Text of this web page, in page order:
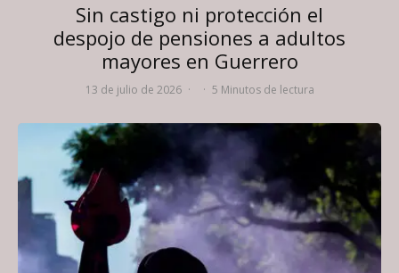
Sin castigo ni protección el
despojo de pensiones a adultos
mayores en Guerrero
13 de julio de 2026 · · 5 Minutos de lectura